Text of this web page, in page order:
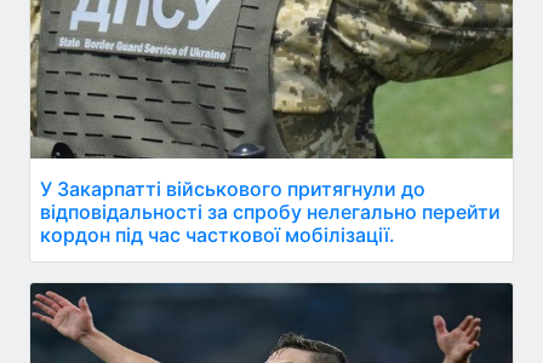
У Закарпатті військового притягнули до
відповідальності за спробу нелегально перейти
кордон під час часткової мобілізації.